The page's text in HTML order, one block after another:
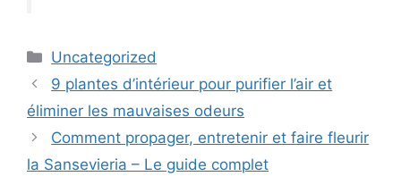
Categories
Uncategorized
9 plantes d’intérieur pour purifier l’air et
éliminer les mauvaises odeurs
Comment propager, entretenir et faire fleurir
la Sansevieria – Le guide complet